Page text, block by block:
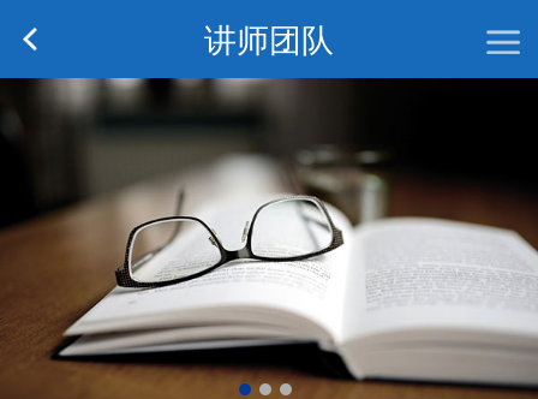
讲师团队